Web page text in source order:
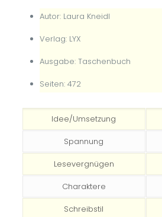
Autor: Laura Kneidl
Verlag: LYX
Ausgabe: Taschenbuch
Seiten: 472
Idee/Umsetzung
Spannung
Lesevergnügen
Charaktere
Schreibstil